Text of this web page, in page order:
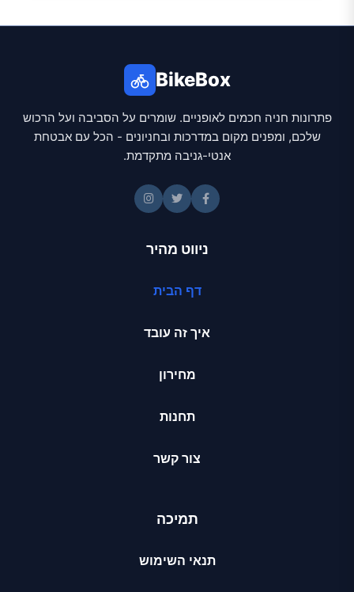
BikeBox
פתרונות חניה חכמים לאופניים. שומרים על הסביבה ועל הרכוש
שלכם, ומפנים מקום במדרכות ובחניונים - הכל עם אבטחת
אנטי-גניבה מתקדמת.
ניווט מהיר
דף הבית
איך זה עובד
מחירון
תחנות
צור קשר
תמיכה
תנאי השימוש